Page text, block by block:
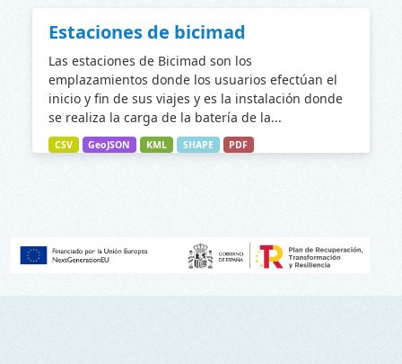
Estaciones de bicimad
Las estaciones de Bicimad son los
emplazamientos donde los usuarios efectúan el
inicio y fin de sus viajes y es la instalación donde
se realiza la carga de la batería de la...
CSV GeoJSON KML SHAPE PDF